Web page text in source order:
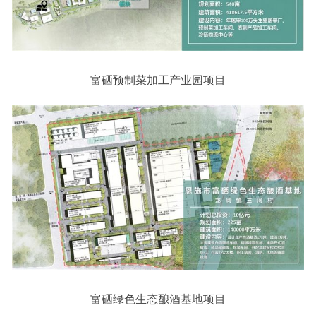
富硒预制菜加工产业园项目
富硒绿色生态酿酒基地项目